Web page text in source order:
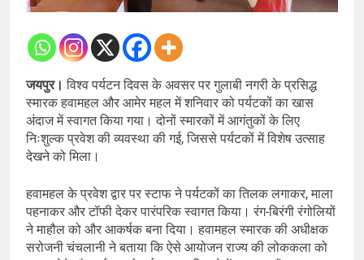
जयपुर।विश्व पर्यटन दिवस के अवसर पर गुलाबी नगरी के प्रसिद्ध
स्मारक हवामहल और आमेर महल में शनिवार को पर्यटकों का खास
अंदाज में स्वागत किया गया। दोनों स्मारकों में आगंतुकों के लिए
निःशुल्क प्रवेश की व्यवस्था की गई, जिससे पर्यटकों में विशेष उत्साह
देखने को मिला।
हवामहल के प्रवेश द्वार पर स्टाफ ने पर्यटकों का तिलक लगाकर, माला
पहनाकर और टॉफी देकर पारंपरिक स्वागत किया। रंग-बिरंगी रंगोलियों
ने माहौल को और आकर्षक बना दिया। हवामहल स्मारक की अधीक्षक
सरोजनी चंचलानी ने बताया कि ऐसे आयोजन राज्य की लोककला को